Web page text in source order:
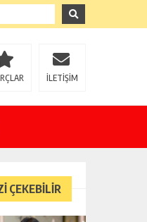
İLETİŞİM
ÇEKEBİLİR